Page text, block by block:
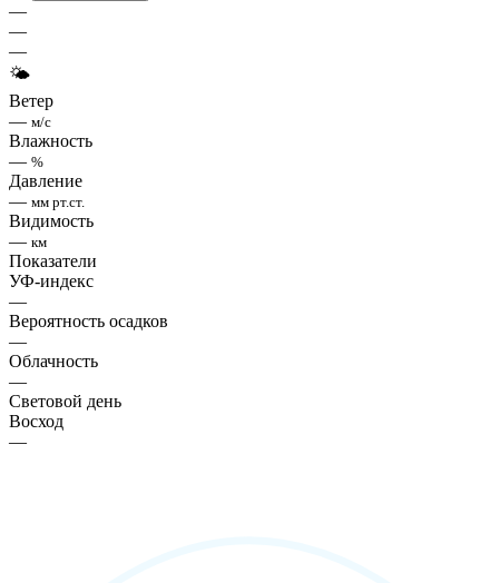
—
—
—
🌤
Ветер
— м/с
Влажность
— %
Давление
— мм рт.ст.
Видимость
— км
Показатели
УФ-индекс
—
Вероятность осадков
—
Облачность
—
Световой день
Восход
—